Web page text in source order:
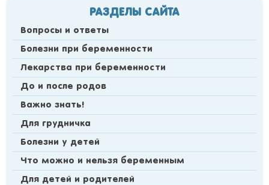
РАЗДЕЛЫ САЙТА
Вопросы и ответы
Болезни при беременности
Лекарства при беременности
До и после родов
Важно знать!
Для грудничка
Болезни у детей
Что можно и нельзя беременным
Для детей и родителей